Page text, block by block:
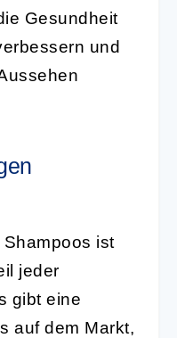
Gesundheit
und
ist
jeder
gibt eine
auf dem Markt,